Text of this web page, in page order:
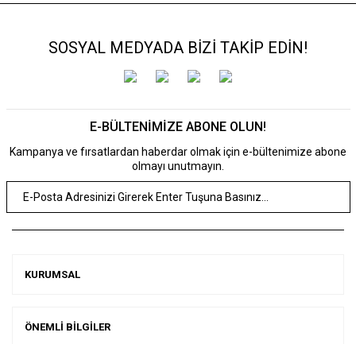
SOSYAL MEDYADA BİZİ TAKİP EDİN!
E-BÜLTENİMİZE ABONE OLUN!
Kampanya ve fırsatlardan haberdar olmak için e-bültenimize abone
olmayı unutmayın.
KURUMSAL
ÖNEMLİ BİLGİLER